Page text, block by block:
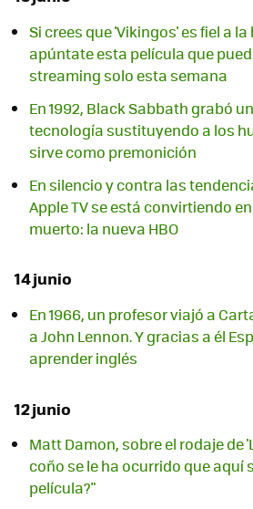
Si crees que 'Vikingos' es fiel a
apúntate esta película que
streaming solo esta semana
En 1992, Black Sabbath grabó
tecnología sustituyendo a los
sirve como premonición
En silencio y contra las
Apple TV se está convirtiendo
muerto: la nueva HBO
14 junio
En 1966, un profesor viajó a
a John Lennon. Y gracias a él
aprender inglés
12 junio
Matt Damon, sobre el rodaje de
coño se le ha ocurrido que aquí
película?"